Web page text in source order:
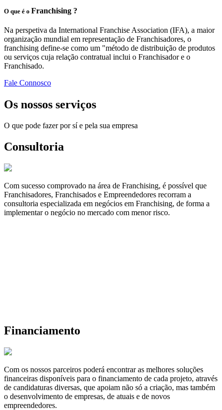
O que é o Franchising ?
Na perspetiva da International Franchise Association (IFA), a maior
organização mundial em representação de Franchisadores, o
franchising define-se como um "método de distribuição de produtos
ou serviços cuja relação contratual inclui o Franchisador e o
Franchisado.
Fale Connosco
Os nossos serviços
O que pode fazer por sí e pela sua empresa
Consultoria
Com sucesso comprovado na área de Franchising, é possível que
Franchisadores, Franchisados e Empreendedores recorram a
consultoria especializada em negócios em Franchising, de forma a
implementar o negócio no mercado com menor risco.
Financiamento
Com os nossos parceiros poderá encontrar as melhores soluções
financeiras disponíveis para o financiamento de cada projeto, através
de candidaturas diversas, que apoiam não só a criação, mas também
o desenvolvimento de empresas, de atuais e de novos
empreendedores.